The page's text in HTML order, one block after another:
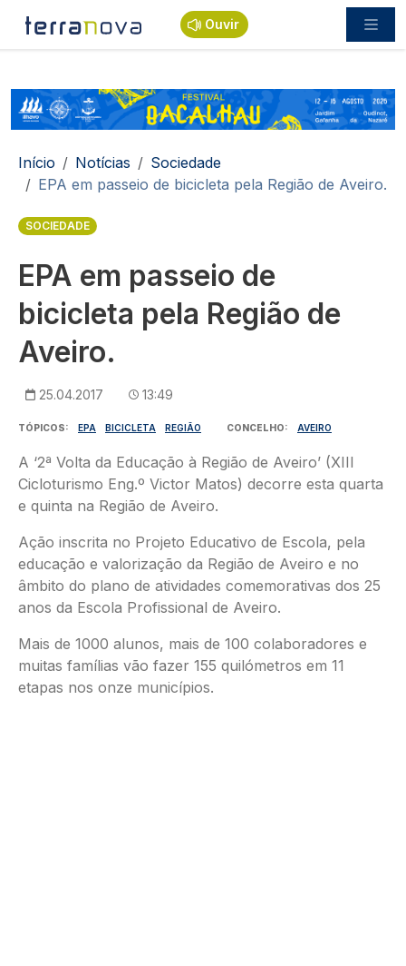
Passar para o conteúdo principal
Ouvir
Navegação estrutural
Início Notícias
Sociedade
EPA em passeio de bicicleta pela Região de Aveiro.
SOCIEDADE
EPA em passeio de
bicicleta pela Região de
Aveiro.
25.04.2017 13:49
TÓPICOS EPA BICICLETA REGIÃO CONCELHO AVEIRO
A ‘2ª Volta da Educação à Região de Aveiro’ (XIII
Cicloturismo Eng.º Victor Matos) decorre esta quarta
e quinta na Região de Aveiro.
Ação inscrita no Projeto Educativo de Escola, pela
educação e valorização da Região de Aveiro e no
âmbito do plano de atividades comemorativas dos 25
anos da Escola Profissional de Aveiro.
Mais de 1000 alunos, mais de 100 colaboradores e
muitas famílias vão fazer 155 quilómetros em 11
etapas nos onze municípios.